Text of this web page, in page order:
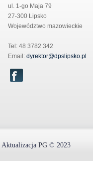
ul. 1-go Maja 79
27-300 Lipsko
Województwo mazowieckie
Tel: 48 3782 342
Email: dyrektor@dpslipsko.pl
Aktualizacja PG © 2023